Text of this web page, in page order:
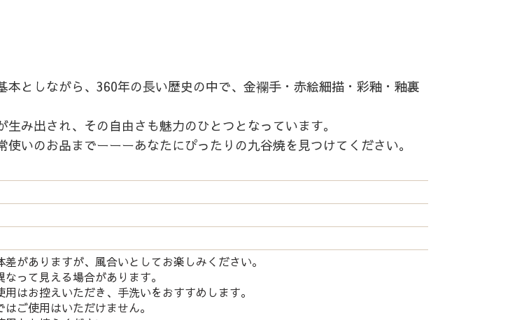
としながら、360年の長い歴史の中で、金襴手・赤絵細描・彩釉・釉裏
み出され、その自由さも魅力のひとつとなっています。
いのお品までーーーあなたにぴったりの九谷焼を見つけてください。
がありますが、風合いとしてお楽しみください。
って見える場合があります。
はお控えいただき、手洗いをおすすめします。
ご使用はいただけません。